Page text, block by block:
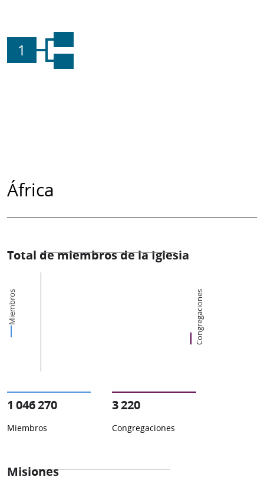
1
África
Total de miembros de la Iglesia
Miembros Congregaciones
1 046 270
Miembros
3 220
Congregaciones
Misiones